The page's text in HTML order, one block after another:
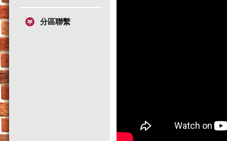
分區聯繫